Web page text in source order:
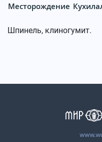
Месторождение
Шпинель, клиногумит.